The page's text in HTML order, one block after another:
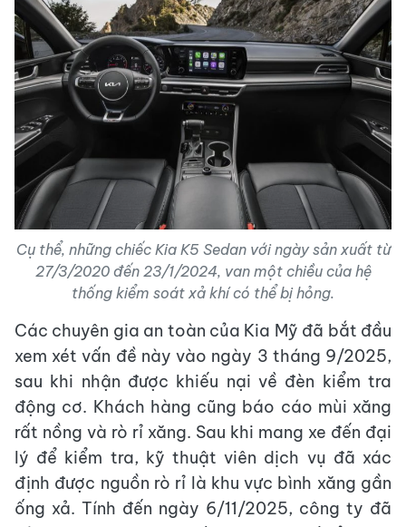
Cụ thể, những chiếc Kia K5 Sedan với ngày sản xuất từ
​​27/3/2020 đến 23/1/2024, van một chiều của hệ
thống kiểm soát xả khí có thể bị hỏng.
Các chuyên gia an toàn của Kia Mỹ đã bắt đầu
xem xét vấn đề này vào ngày 3 tháng 9/2025,
sau khi nhận được khiếu nại về đèn kiểm tra
động cơ. Khách hàng cũng báo cáo mùi xăng
rất nồng và rò rỉ xăng. Sau khi mang xe đến đại
lý để kiểm tra, kỹ thuật viên dịch vụ đã xác
định được nguồn rò rỉ là khu vực bình xăng gần
ống xả. Tính đến ngày 6/11/2025, công ty đã